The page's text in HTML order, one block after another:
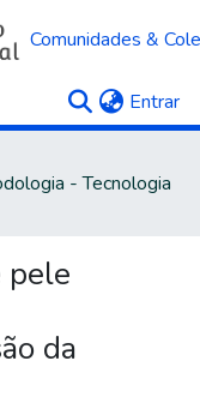
Comunidades &
Entrar
- Tecnologia
pele
da